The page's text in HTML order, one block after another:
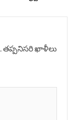
తప్పనిసరి ఖాళీలు